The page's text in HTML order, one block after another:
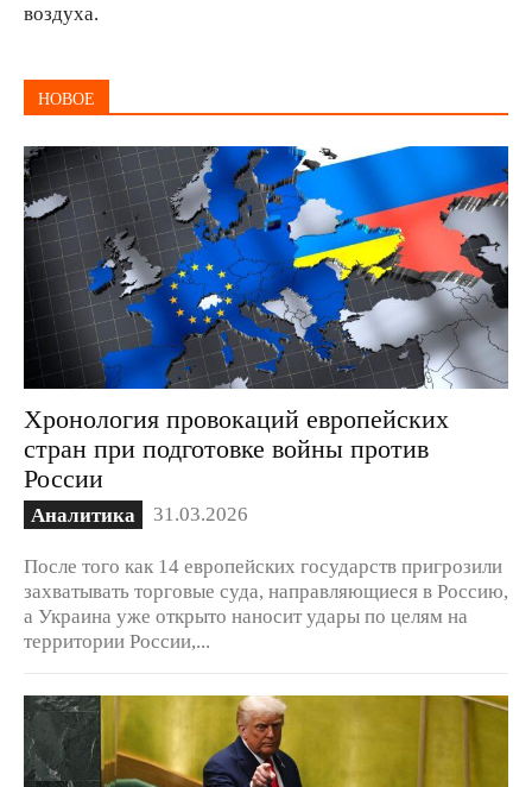
воздуха.
НОВОЕ
Хронология провокаций европейских
стран при подготовке войны против
России
Аналитика 31.03.2026
После того как 14 европейских государств пригрозили
захватывать торговые суда, направляющиеся в Россию,
а Украина уже открыто наносит удары по целям на
территории России,...